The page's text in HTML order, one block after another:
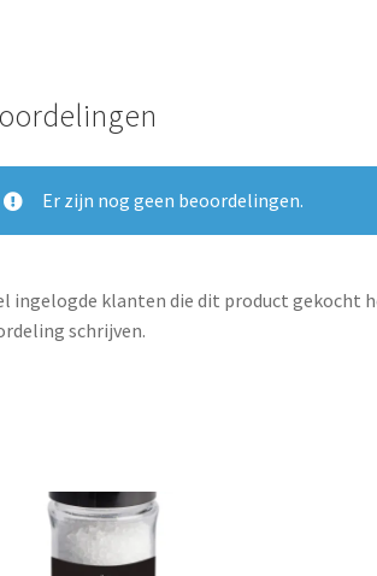
Er zijn nog geen beoordelingen.
ingelogde klanten die dit product gekocht
schrijven.